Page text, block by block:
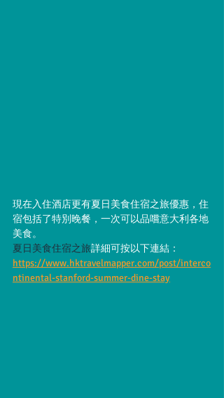
現在入住酒店更有夏日美食住宿之旅優惠，住
宿包括了特別晚餐，一次可以品嚐意大利各地
美食。
夏日美食住宿之旅詳細可按以下連結：
https://www.hktravelmapper.com/post/interco
ntinental-stanford-summer-dine-stay